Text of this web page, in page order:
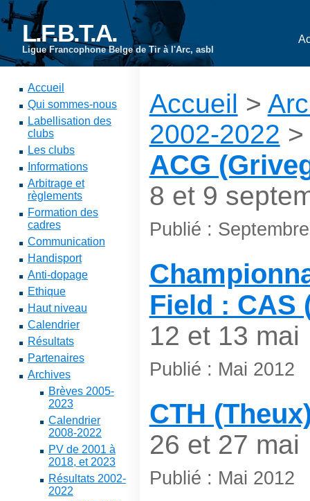
L.F.B.T.A.
Ligue Francophone Belge de Tir à l'Arc, asbl
Accueil
Qui sommes-nous
Labellisation des
clubs
Les clubs
Informations
Arbitrage et
règlements
Formation des
cadres
Communication
Handisport
Anti-dopage
Ethique
Haut niveau
Calendrier
Résultats
Partenaires
Archives
Brèves 2005-
2023
Calendrier
2008-2022
PV de 2001 à
2018, et 2023
Résultats 2002-
2022
Accueil >
2002-2022
ACG
8 et 9
Publié :
Field : CAS
12 et 13 mai
Publié : Mai 2012
CTH
26 et 27 mai
Publié : Mai 2012